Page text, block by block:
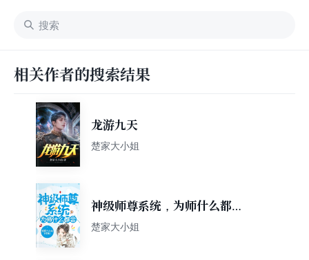
相关作者的搜索结果
龙游九天
楚家大小姐
神级师尊系统，为师什么都
会！
楚家大小姐